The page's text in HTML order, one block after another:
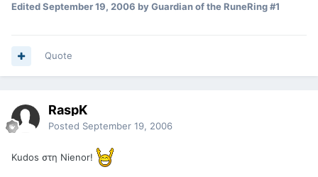
EditedSeptember 19, 2006 by Guardian of the RuneRing #1
Quote
RaspK
Posted September 19, 2006
Kudos στη Nienor!